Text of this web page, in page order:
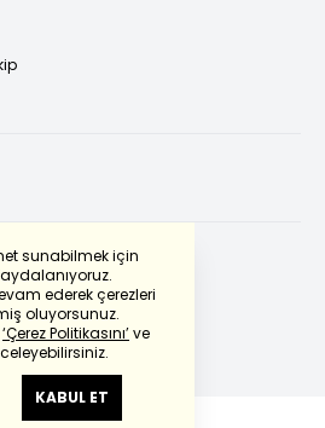
sunabilmek için
ederek çerezleri
oluyorsunuz.
‘Çerez Politikasını’ve
KABUL ET
Translate
kullanılmıştır.
haberturk.com